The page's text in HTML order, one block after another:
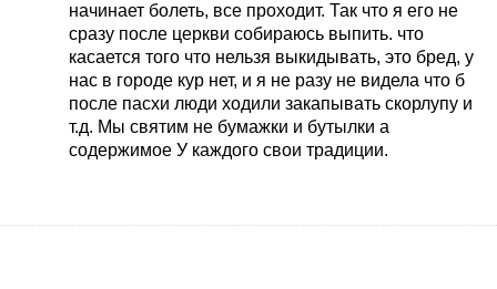
начинает болеть, все проходит. Так что я его не
сразу после церкви собираюсь выпить. что
касается того что нельзя выкидывать, это бред, у
нас в городе кур нет, и я не разу не видела что б
после пасхи люди ходили закапывать скорлупу и
т.д. Мы святим не бумажки и бутылки а
содержимое У каждого свои традиции.